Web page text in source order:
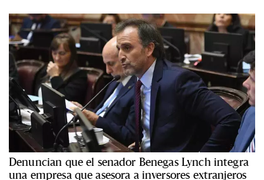
Denuncian que el senador Benegas Lynch integra
una empresa que asesora a inversores extranjeros